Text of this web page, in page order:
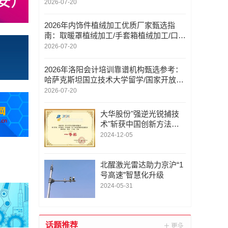
2026-07-20
2026年内饰件植绒加工优质厂家甄选指
南：取暖罩植绒加工/手套箱植绒加工/口红
壳植绒加工/扶手箱植绒加工/工艺
2026-07-20
2026年洛阳会计培训靠谱机构甄选参考：
哈萨克斯坦国立技术大学留学/国家开放大
学/成人高考/社工培训/资质
2026-07-20
大华股份"强逆光锐捕技
术"斩获中国创新方法大
赛一等奖
2024-12-05
北醒激光雷达助力京沪“1
号高速”智慧化升级
2024-05-31
话题推荐